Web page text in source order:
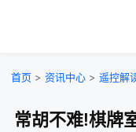
首页 > 资讯中心 > 遥控解
常胡不难!棋牌